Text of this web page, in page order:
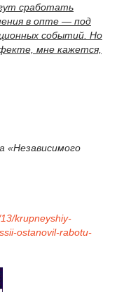
сработать
в опте — под
событий. Но
мне кажется,
«Независимого
krupneyshiy-
ostanovil-rabotu-